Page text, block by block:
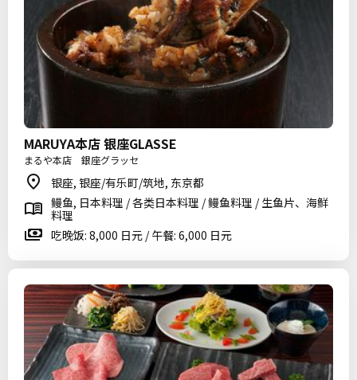
MARUYA本店 银座GLASSE
まるや本店 銀座グラッセ
银座, 银座/有乐町/筑地, 东京都
鳗鱼, 日本料理 / 各类日本料理 / 鳗鱼料理 / 生鱼片、海鲜
料理
吃晚饭: 8,000 日元 / 午餐: 6,000 日元